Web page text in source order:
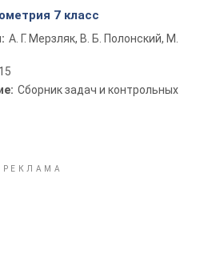
7 класс
А. Г. Мерзляк, В. Б. Полонский, М.
Сборник задач и контрольных